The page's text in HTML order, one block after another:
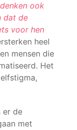
ook
dat de
voor hen
heel
mensen die
Het
er de
met